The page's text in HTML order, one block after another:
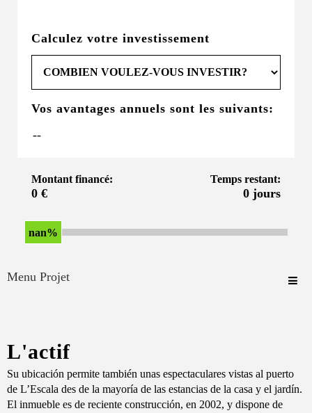
Calculez votre investissement
Vos avantages annuels sont les suivants:
Montant financé:
0 €
Temps restant:
0 jours
nan%
Menu Projet
L'actif
Su ubicación permite también unas espectaculares vistas al puerto
de L’Escala des de la mayoría de las estancias de la casa y el jardín.
El inmueble es de reciente construcción, en 2002, y dispone de